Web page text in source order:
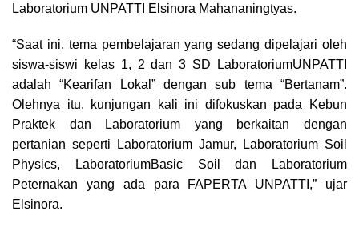
Laboratorium UNPATTI Elsinora Mahananingtyas.
“Saat ini, tema pembelajaran yang sedang dipelajari oleh
siswa-siswi kelas 1, 2 dan 3 SD LaboratoriumUNPATTI
adalah “Kearifan Lokal” dengan sub tema “Bertanam”.
Olehnya itu, kunjungan kali ini difokuskan pada Kebun
Praktek dan Laboratorium yang berkaitan dengan
pertanian seperti Laboratorium Jamur, Laboratorium Soil
Physics, LaboratoriumBasic Soil dan Laboratorium
Peternakan yang ada para FAPERTA UNPATTI,” ujar
Elsinora.